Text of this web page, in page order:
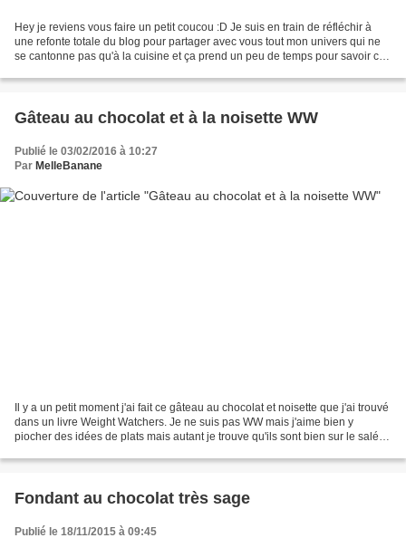
Hey je reviens vous faire un petit coucou :D Je suis en train de réfléchir à
une refonte totale du blog pour partager avec vous tout mon univers qui ne
se cantonne pas qu'à la cuisine et ça prend un peu de temps pour savoir ce
Gâteau au chocolat et à la noisette WW
Publié le 03/02/2016 à 10:27
Par MelleBanane
Il y a un petit moment j'ai fait ce gâteau au chocolat et noisette que j'ai trouvé
dans un livre Weight Watchers. Je ne suis pas WW mais j'aime bien y
piocher des idées de plats mais autant je trouve qu'ils sont bien sur le salé
Fondant au chocolat très sage
Publié le 18/11/2015 à 09:45